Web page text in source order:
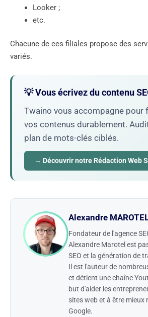
Looker ;
etc.
Chacune de ces filiales propose des
variés.
💡 Vous écrivez du contenu
Twaino vous accompagne pour
vos contenus durablement.
plan de mots-clés ciblés.
→ Découvrir notre Rédaction Web
Alexandre
Fondateur de l'agence
Alexandre Marotel est
SEO et la génération de
Il est l'auteur de
et détient une chaîne
but d'aider les
sites web et à être mieux
Google.